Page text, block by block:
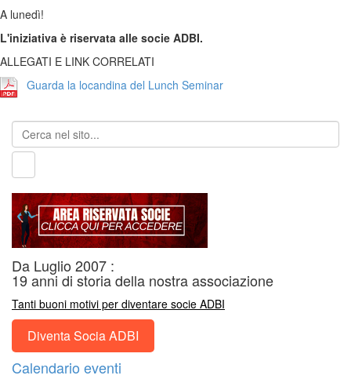
A lunedì!
L'iniziativa è riservata alle socie ADBI.
ALLEGATI E LINK CORRELATI
Guarda la locandina del Lunch Seminar
Da Luglio 2007 :
19 anni di storia della nostra associazione
Tanti buoni motivi per diventare socie ADBI
Diventa Socia ADBI
Calendario eventi